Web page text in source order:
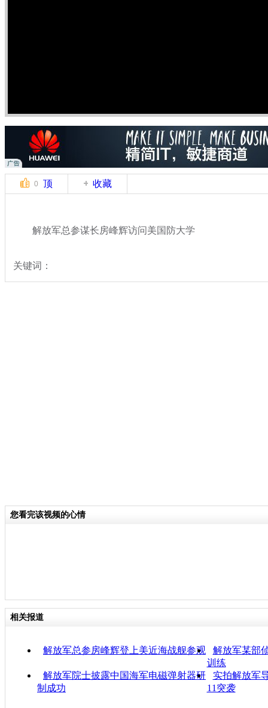
0 顶 收藏
解放军总参谋长房峰辉访问美国防大学
关键词：
您看完该视频的心情
相关报道
解放军总参房峰辉登上美近海战舰参观
解放军某部
训练
解放军院士披露中国海军电磁弹射器研
制成功
实拍解放军
11突袭